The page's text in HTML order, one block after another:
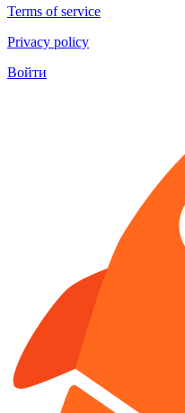
Terms of service
Privacy policy
Войти